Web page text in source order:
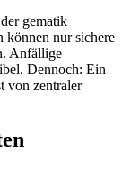
gematik
können nur sichere
Anfällige
Dennoch: Ein
von zentraler